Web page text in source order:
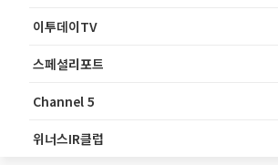
이투데이TV
스페셜리포트
Channel 5
위너스IR클럽